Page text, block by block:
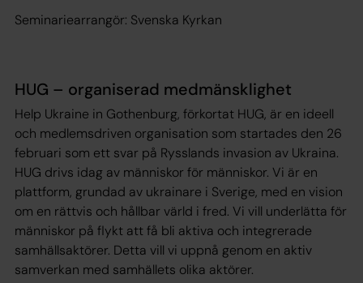
Seminariearrangör: Svenska Kyrkan
HUG – organiserad medmänsklighet
Help Ukraine in Gothenburg, förkortat HUG, är en ideell
och medlemsdriven organisation som startades den 26
februari som ett svar på Rysslands invasion av Ukraina.
HUG drivs idag av människor för människor. Vi är en
plattform, grundad av ukrainare i Sverige, med en vision
om en rättvis och hållbar värld i fred. Vi vill underlätta för
människor på flykt att få bli aktiva och integrerade
samhällsaktörer. Detta vill vi uppnå genom en aktiv
samverkan med samhällets olika aktörer.